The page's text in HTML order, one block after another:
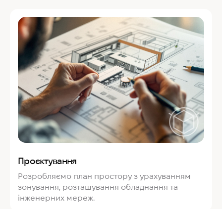
Проєктування
Розробляємо план простору з урахуванням
зонування, розташування обладнання та
інженерних мереж.